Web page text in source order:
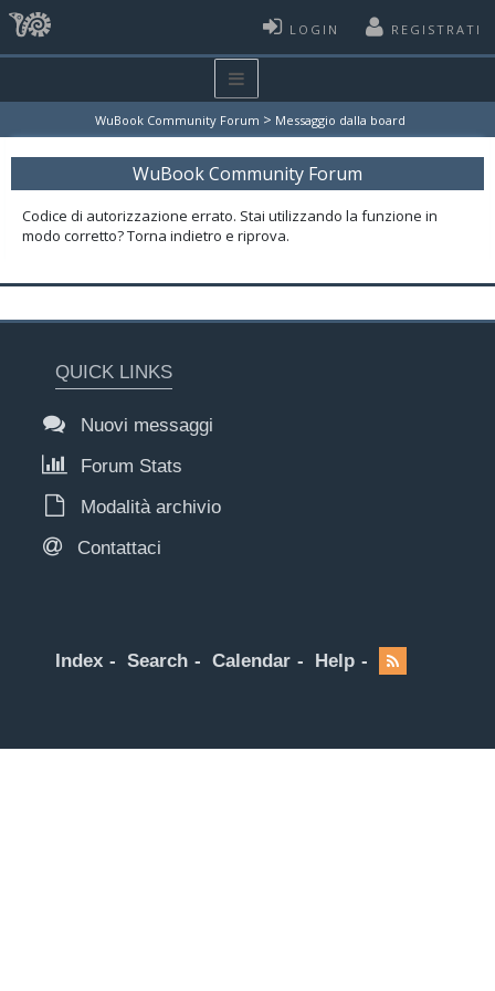
LOGIN REGISTRATI
WuBook Community Forum > Messaggio dalla board
WuBook Community Forum
Codice di autorizzazione errato. Stai utilizzando la funzione in
modo corretto? Torna indietro e riprova.
QUICK LINKS
Nuovi messaggi
Forum Stats
Modalità archivio
Contattaci
Index Search Calendar Help